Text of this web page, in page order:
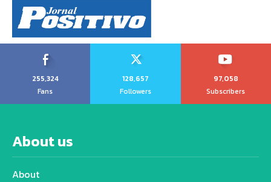
255,324
Fans
128,657
Followers
97,058
Subscribers
About us
About